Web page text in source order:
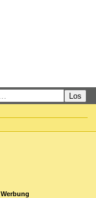
Los
Werbung